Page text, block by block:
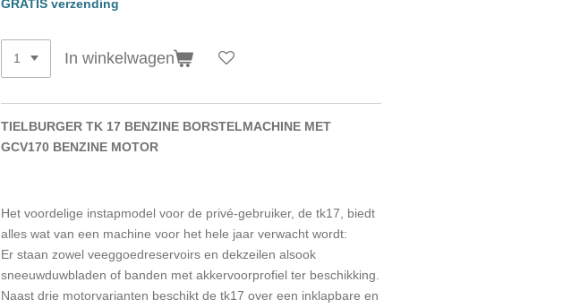
GRATIS verzending
In winkelwagen
TIELBURGER TK 17 BENZINE BORSTELMACHINE MET
GCV170 BENZINE MOTOR
Het voordelige instapmodel voor de privé-gebruiker, de tk17, biedt
alles wat van een machine voor het hele jaar verwacht wordt:
Er staan zowel veeggoedreservoirs en dekzeilen alsook
sneeuwduwbladen of banden met akkervoorprofiel ter beschikking.
Naast drie motorvarianten beschikt de tk17 over een inklapbare en